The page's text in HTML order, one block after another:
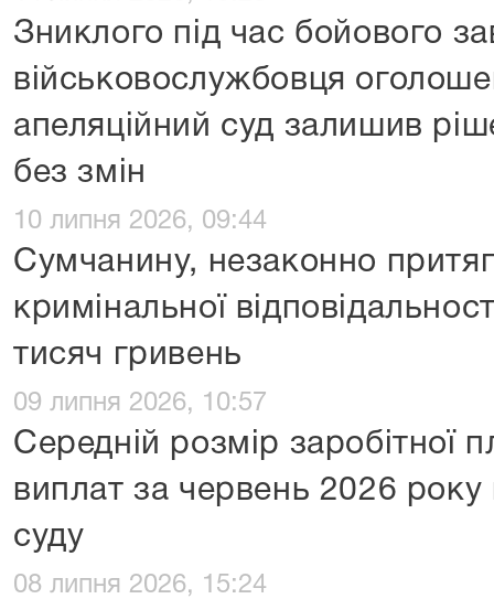
Зниклого під час бойового
військовослужбовця
апеляційний суд залишив
без змін
10 липня 2026, 09:44
Сумчанину, незаконно
кримінальної
тисяч гривень
09 липня 2026, 10:57
Середній розмір заробітної
виплат за червень 2026 року
суду
08 липня 2026, 15:24